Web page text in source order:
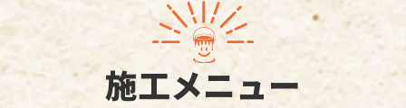
施工メニュー